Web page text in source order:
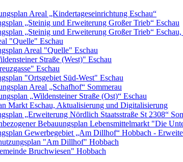
Areal „Kindertageseinrichtung Eschau“
„Steinig und Erweiterung Großer Trieb“ Eschau
„Steinig und Erweiterung Großer Trieb“
"Quelle" Eschau
Areal "Quelle" Eschau
Straße (West)" Eschau
Eschau
"Ortsgebiet Süd-West" Eschau
Areal „Schafhof“ Sommerau
„Wildensteiner Straße (Ost)“ Eschau
Markt Eschau, Aktualisierung und Digitalisierung
„Erweiterung Nördlich Staatsstraße St 2308“
Bebauungsplan Lebensmittelmarkt "Die
Gewerbegebiet „Am Dillhof“ Hobbach -
"Am Dillhof" Hobbach
Bruchwiesen" Hobbach